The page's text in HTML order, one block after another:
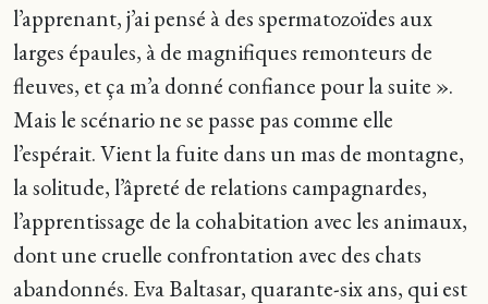
l’apprenant, j’ai pensé à des spermatozoïdes aux
larges épaules, à de magnifiques remonteurs de
fleuves, et ça m’a donné confiance pour la suite ».
Mais le scénario ne se passe pas comme elle
l’espérait. Vient la fuite dans un mas de montagne,
la solitude, l’âpreté de relations campagnardes,
l’apprentissage de la cohabitation avec les animaux,
dont une cruelle confrontation avec des chats
abandonnés. Eva Baltasar, quarante-six ans, qui est